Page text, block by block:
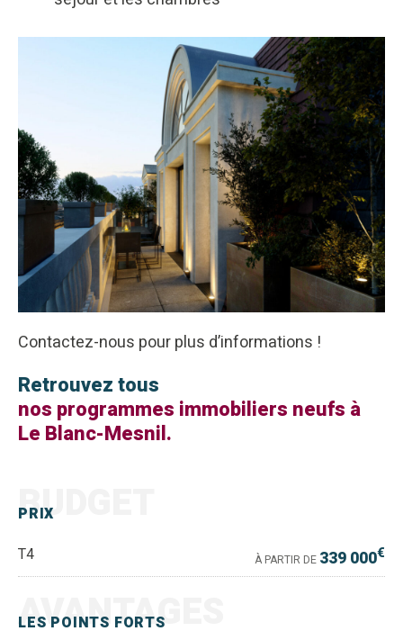
Contactez-nous pour plus d’informations !
Retrouvez tous
nos programmes immobiliers neufs à
Le Blanc-Mesnil.
PRIX
BUDGET
T4 À PARTIR DE 339 000€
LES POINTS FORTS
AVANTAGES